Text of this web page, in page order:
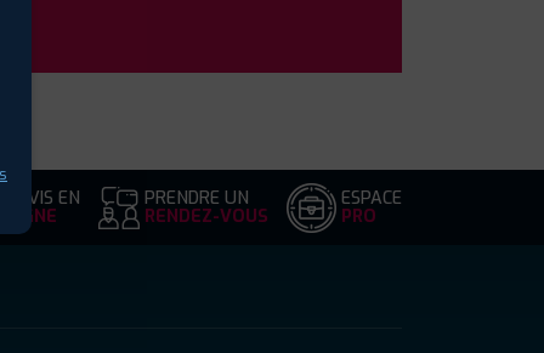
DEVIS EN
LIGNE
PRENDRE UN
RENDEZ-VOUS
ESPACE
PRO